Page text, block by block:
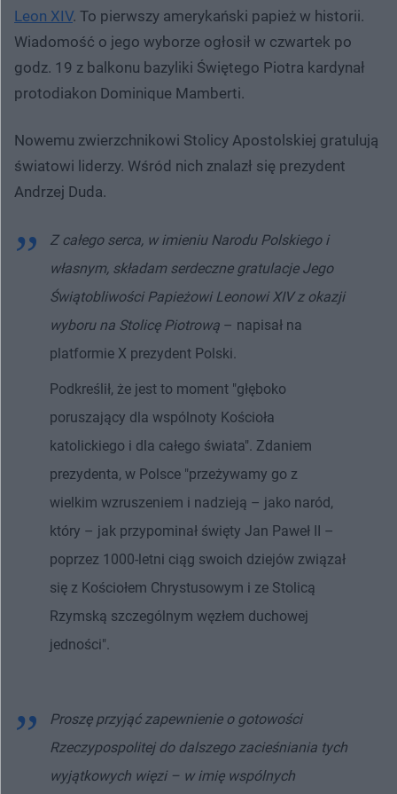
Leon XIV. To pierwszy amerykański papież w historii.
Wiadomość o jego wyborze ogłosił w czwartek po
godz. 19 z balkonu bazyliki Świętego Piotra kardynał
protodiakon Dominique Mamberti.
Nowemu zwierzchnikowi Stolicy Apostolskiej gratulują
światowi liderzy. Wśród nich znalazł się prezydent
Andrzej Duda.
Z całego serca, w imieniu Narodu Polskiego i
własnym, składam serdeczne gratulacje Jego
Świątobliwości Papieżowi Leonowi XIV z okazji
wyboru na Stolicę Piotrową – napisał na
platformie X prezydent Polski.
Podkreślił, że jest to moment "głęboko
poruszający dla wspólnoty Kościoła
katolickiego i dla całego świata". Zdaniem
prezydenta, w Polsce "przeżywamy go z
wielkim wzruszeniem i nadzieją – jako naród,
który – jak przypominał święty Jan Paweł II –
poprzez 1000-letni ciąg swoich dziejów związał
się z Kościołem Chrystusowym i ze Stolicą
Rzymską szczególnym węzłem duchowej
jedności".
Proszę przyjąć zapewnienie o gotowości
Rzeczypospolitej do dalszego zacieśniania tych
wyjątkowych więzi – w imię wspólnych